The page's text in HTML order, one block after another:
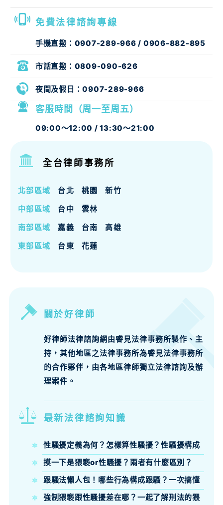
關於好律師
好律師法律諮詢網由睿見法律事務所製作、主
持，其他地區之法律事務所為睿見法律事務所
的合作夥伴，由各地區律師獨立法律諮詢及辦
理案件。
最新法律諮詢知識
性騷擾定義為何？怎樣算性騷擾？性騷擾構成
要件、法律責任律師來說明
摸一下是猥褻or性騷擾？兩者有什麼區別？
跟騷法懶人包！哪些行為構成跟騷？一次搞懂
跟騷法定義、構成要件與刑責
強制猥褻跟性騷擾差在哪？一起了解刑法的猥
免費法律諮詢專線
手機直撥： 0907-289-966 / 0906-882-895
市話直撥： 0809-090-626
客服時間（周一至周五）
09:00～12:00 / 13:30～21:00
夜間及假日：0907-289-966
全台律師事務所
北部區域 台北 桃園 新竹
南部區域 嘉義 台南 高雄
中部區域 台中 雲林
東部區域 台東 花蓮